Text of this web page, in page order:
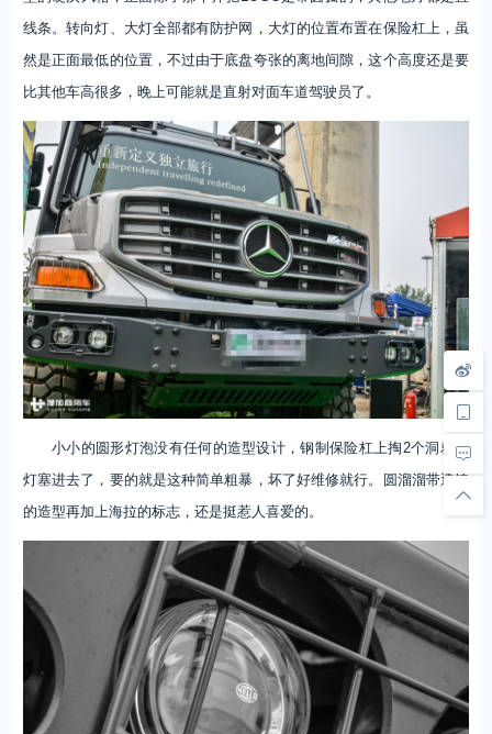
线条。转向灯、大灯全部都有防护网，大灯的位置布置在保险杠上，虽
然是正面最低的位置，不过由于底盘夸张的离地间隙，这个高度还是要
比其他车高很多，晚上可能就是直射对面车道驾驶员了。
小小的圆形灯泡没有任何的造型设计，钢制保险杠上掏2个洞就把
灯塞进去了，要的就是这种简单粗暴，坏了好维修就行。圆溜溜带透镜
的造型再加上海拉的标志，还是挺惹人喜爱的。